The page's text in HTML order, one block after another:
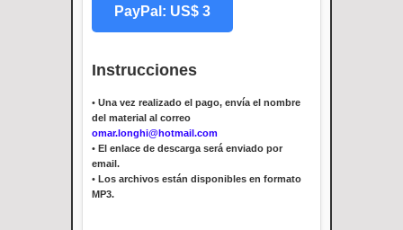
PayPal: US$ 3
Instrucciones
• Una vez realizado el pago, envía el nombre
del material al correo
omar.longhi@hotmail.com
• El enlace de descarga será enviado por
email.
• Los archivos están disponibles en formato
MP3.